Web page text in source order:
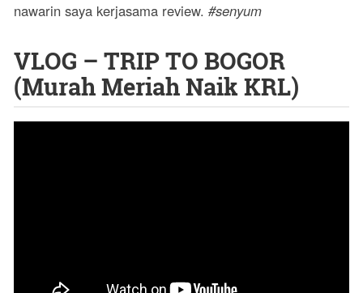
nawarin saya kerjasama review. #senyum
VLOG – TRIP TO BOGOR
(Murah Meriah Naik KRL)